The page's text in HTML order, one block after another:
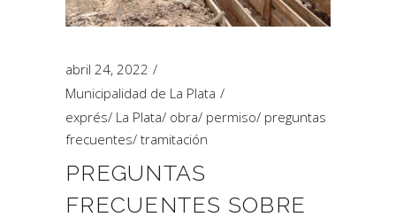
abril 24, 2022
Municipalidad de La Plata
exprés/ La Plata/ obra/ permiso/ preguntas
frecuentes/ tramitación
PREGUNTAS
FRECUENTES SOBRE